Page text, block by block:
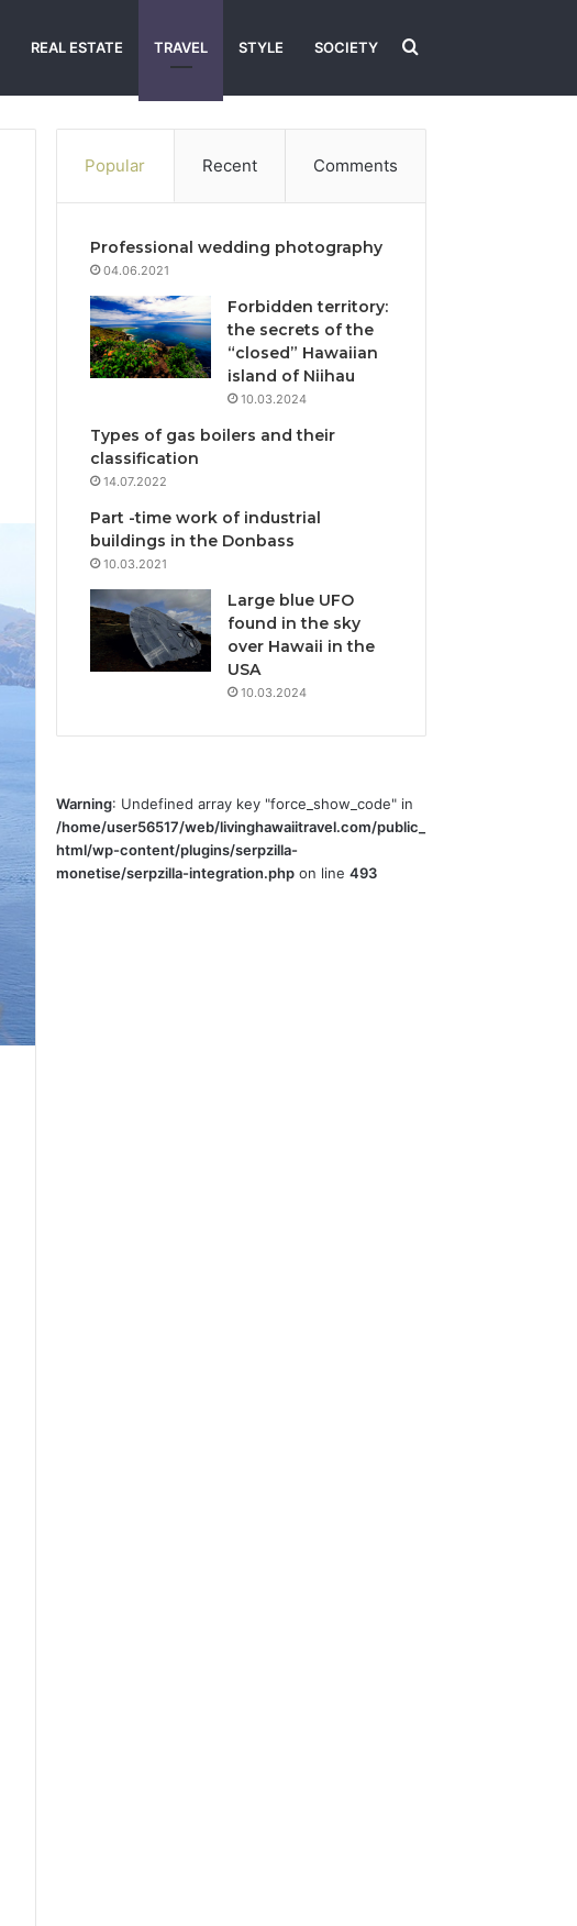
REAL ESTATE TRAVEL STYLE SOCIETY Search
Popular Recent Comments
Professional wedding photography
04.06.2021
Forbidden territory:
the secrets of the
“closed” Hawaiian
island of Niihau
10.03.2024
Types of gas boilers and their
classification
14.07.2022
Part -time work of industrial
buildings in the Donbass
10.03.2021
Large blue UFO
found in the sky
over Hawaii in the
USA
10.03.2024
Warning: Undefined array key "force_show_code" in
/home/user56517/web/livinghawaiitravel.com/public_
html/wp-content/plugins/serpzilla-
monetise/serpzilla-integration.php on line493